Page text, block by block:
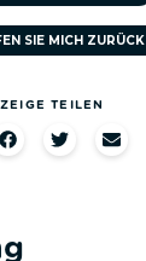
SIE MICH ZURÜCK
TEILEN​